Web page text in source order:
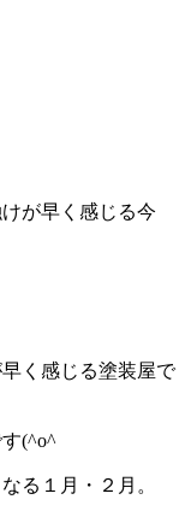
が早く感じる今
く感じる塗装屋で
(^o^ゞ
る１月・２月。